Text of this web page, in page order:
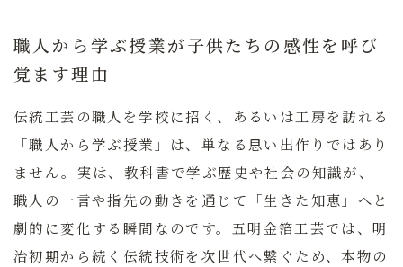
職人から学ぶ授業が子供たちの感性を呼び
覚ます理由
伝統工芸の職人を学校に招く、あるいは工房を訪れる
「職人から学ぶ授業」は、単なる思い出作りではあり
ません。 実は、教科書で学ぶ歴史や社会の知識が、
職人の一言や指先の動きを通じて「生きた知恵」へと
劇的に変化する瞬間なのです。 五明金箔工芸では、明
治初期から続く伝統技術を次世代へ繋ぐため、本物の